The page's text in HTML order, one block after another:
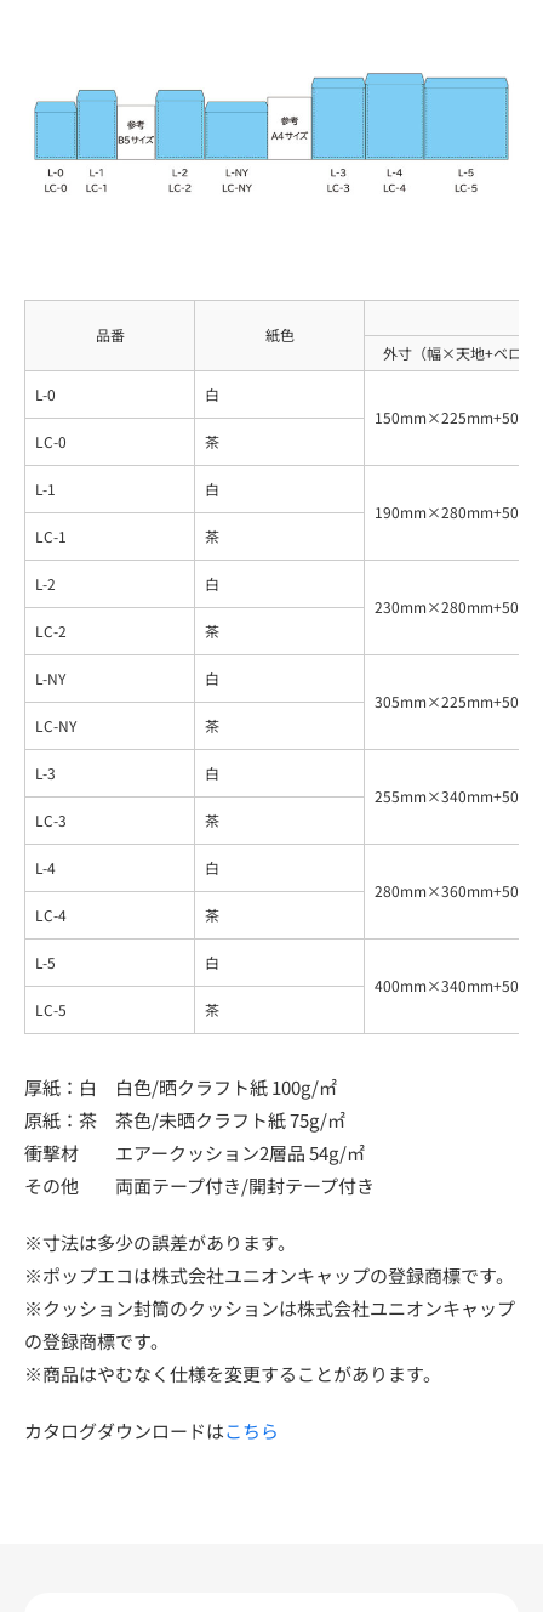
品番 紙色
外寸（幅×天地+ベロ）
L-0
白
LC-0
茶
L-1
白
LC-1
茶
L-2
白
LC-2
茶
L-NY
白
LC-NY
茶
L-3
白
LC-3
茶
L-4
白
LC-4
茶
L-5
白
LC-5
茶
厚紙：白 白色/晒クラフト紙 100g/㎡
原紙：茶 茶色/未晒クラフト紙 75g/㎡
衝撃材 エアークッション2層品 54g/㎡
その他 両面テープ付き/開封テープ付き
※寸法は多少の誤差があります。
※ポップエコは株式会社ユニオンキャップの登録商標です。
※クッション封筒のクッションは株式会社ユニオンキャップ
の登録商標です。
※商品はやむなく仕様を変更することがあります。
カタログダウンロードはこちら